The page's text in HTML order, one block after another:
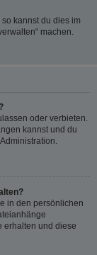
kannst du dies im
machen.
oder verbieten.
kannst und du
in den persönlichen
erhalten und diese